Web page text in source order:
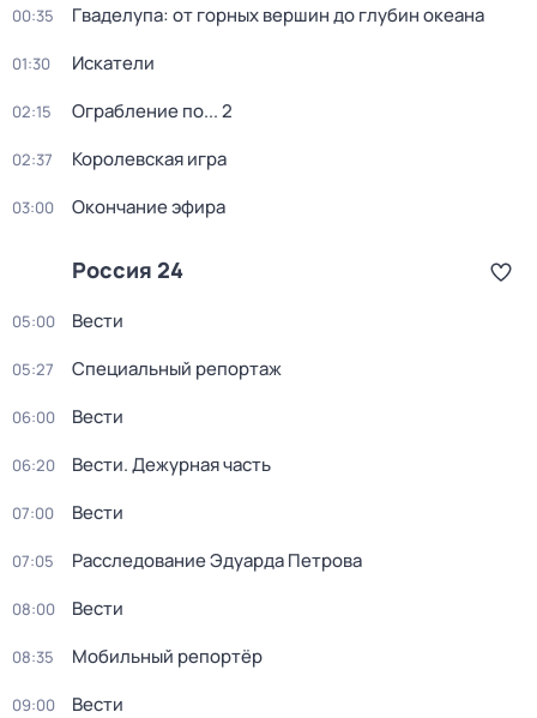
00:35 Гваделупа: от горных вершин до глубин океана
01:30 Искатели
02:15 Ограбление по... 2
02:37 Королевская игра
03:00 Окончание эфира
Россия 24
05:00 Вести
05:27 Специальный репортаж
06:00 Вести
06:20 Вести. Дежурная часть
07:00 Вести
07:05 Расследование Эдуарда Петрова
08:00 Вести
08:35 Мобильный репортёр
09:00 Вести